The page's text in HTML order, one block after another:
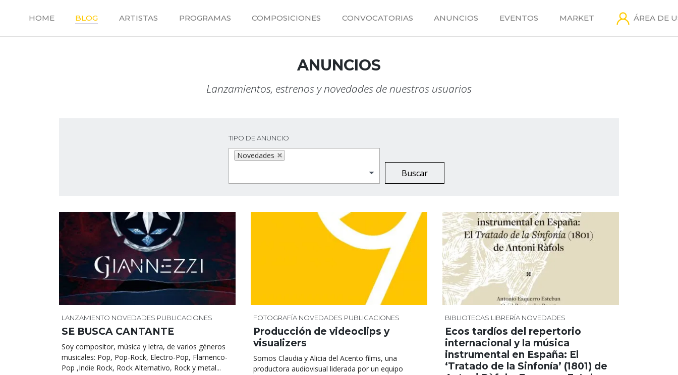
HOME BLOG ARTISTAS PROGRAMAS COMPOSICIONES CONVOCATORIAS ANUNCIOS EVENTOS MARKET ÁREA DE
ANUNCIOS
Lanzamientos, estrenos y novedades de nuestros usuarios
TIPO DE ANUNCIO
Novedades
LANZAMIENTO NOVEDADES PUBLICACIONES
SE BUSCA CANTANTE
Soy compositor, música y letra, de varios géneros
musicales: Pop, Pop-Rock, Electro-Pop, Flamenco-
Pop ,Indie Rock, Rock Alternativo, Rock y metal...
FOTOGRAFÍA NOVEDADES PUBLICACIONES
Producción de videoclips y
visualizers
Somos Claudia y Alicia del Acento films, una
productora audiovisual liderada por un equipo
BIBLIOTECAS LIBRERÍA NOVEDADES
Ecos tardíos del repertorio
internacional y la música
instrumental en España: El
‘Tratado de la Sinfonía’ (1801) de